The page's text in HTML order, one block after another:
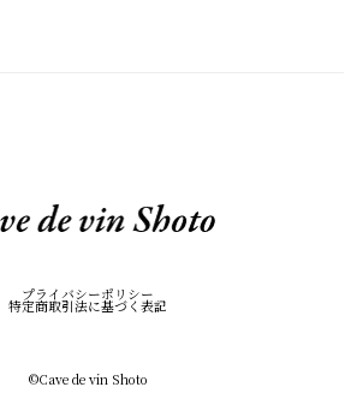
プライバシーポリシー
特定商取引法に基づく表記
©︎Cave de vin Shoto